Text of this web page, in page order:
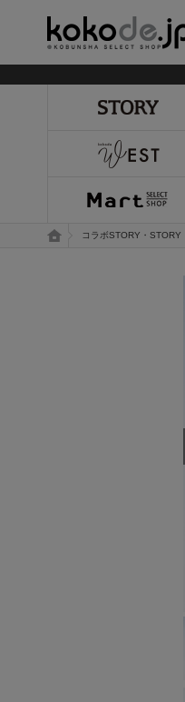
トップページ
コラボSTORY・STORY